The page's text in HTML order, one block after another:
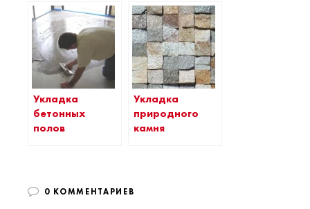
Укладка
бетонных
полов
Укладка
природного
камня
0 КОММЕНТАРИЕВ